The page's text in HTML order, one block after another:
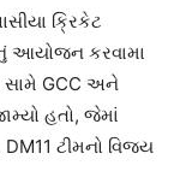
ક્રિકેટ
આયોજન કરવામા
GCC અને
હતો, જેમાં
ટીમનો વિજય